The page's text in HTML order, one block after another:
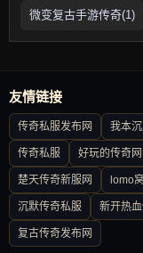
微变复古手游传奇(1)
友情链接
传奇私服发布网 我本
传奇私服 好玩的传奇网
楚天传奇新服网 lomo
沉默传奇私服 新开热
复古传奇发布网